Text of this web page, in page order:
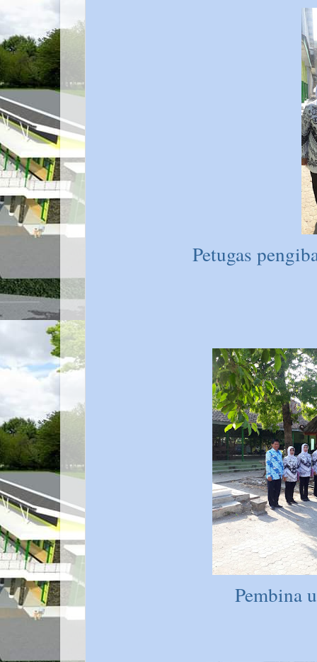
Petugas
Pembina